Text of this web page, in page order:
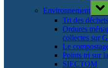
Environnement
sub-
menu
Tri des déchets
Ordures
collectes sur
Le
Points tri sur
SIECTOM